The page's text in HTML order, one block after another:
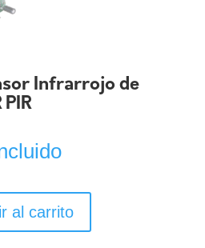
Infrarrojo de
al carrito